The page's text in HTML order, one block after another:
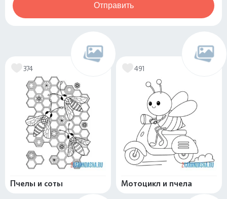
Отправить
374
Пчелы и соты
491
Мотоцикл и пчела